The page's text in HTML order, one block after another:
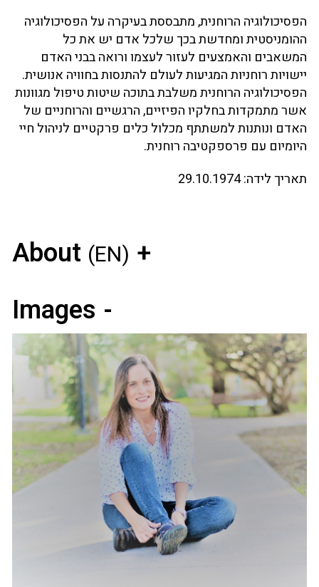
הפסיכולוגיה הרוחנית, מתבססת בעיקרה על הפסיכולוגיה
ההומניסטית ומחדשת בכך שלכל אדם יש את כל
המשאבים והאמצעים לעזור לעצמו ורואה בבני האדם
יישויות רוחניות המגיעות לעולם להתנסות בחוויה אנושית.
הפסיכולוגיה הרוחנית משלבת בתוכה שיטות טיפול מגוונות
אשר מתמקדות בחלקיו הפיזיים, הרגשיים והרוחניים של
האדם ונותנות למשתתף מכלול כלים פרקטיים לניהול חיי
היומיום עם פרספקטיבה רוחנית.
תאריך לידה:29.10.1974
About (EN)
Images